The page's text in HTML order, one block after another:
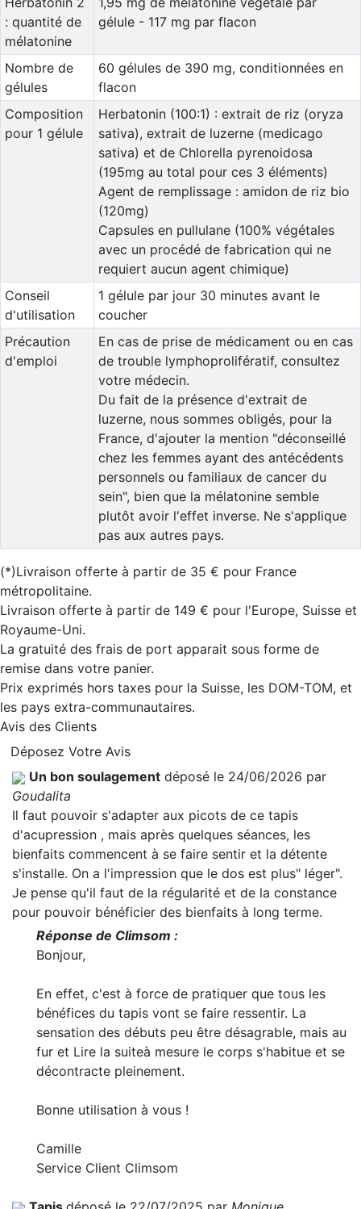
: quantité de
mélatonine
gélule - 117 mg par flacon
Nombre de
gélules
60 gélules de 390 mg, conditionnées en
flacon
Composition
pour 1 gélule
Herbatonin (100:1) : extrait de riz (oryza
sativa), extrait de luzerne (medicago
sativa) et de Chlorella pyrenoidosa
(195mg au total pour ces 3 éléments)
Agent de remplissage : amidon de riz bio
(120mg)
Capsules en pullulane (100% végétales
avec un procédé de fabrication qui ne
requiert aucun agent chimique)
Conseil
d'utilisation
1 gélule par jour 30 minutes avant le
coucher
Précaution
d'emploi
En cas de prise de médicament ou en cas
de trouble lymphoprolifératif, consultez
votre médecin.
Du fait de la présence d'extrait de
luzerne, nous sommes obligés, pour la
France, d'ajouter la mention "déconseillé
chez les femmes ayant des antécédents
personnels ou familiaux de cancer du
sein", bien que la mélatonine semble
plutôt avoir l'effet inverse. Ne s'applique
pas aux autres pays.
(*)Livraison offerte à partir de 35 € pour France
métropolitaine.
Livraison offerte à partir de 149 € pour l'Europe, Suisse et
Royaume-Uni.
La gratuité des frais de port apparait sous forme de
remise dans votre panier.
Prix exprimés hors taxes pour la Suisse, les DOM-TOM, et
les pays extra-communautaires.
Avis des Clients
Déposez Votre Avis
Un bon soulagement déposé le 24/06/2026 par
Goudalita
Il faut pouvoir s'adapter aux picots de ce tapis
d'acupression , mais après quelques séances, les
bienfaits commencent à se faire sentir et la détente
s'installe. On a l'impression que le dos est plus" léger".
Je pense qu'il faut de la régularité et de la constance
pour pouvoir bénéficier des bienfaits à long terme.
Réponse de Climsom :
Bonjour,
En effet, c'est à force de pratiquer que tous les
bénéfices du tapis vont se faire ressentir. La
sensation des débuts peu être désagrable, mais au
fur et Lire la suiteà mesure le corps s'habitue et se
décontracte pleinement.
Bonne utilisation à vous !
Camille
Service Client Climsom